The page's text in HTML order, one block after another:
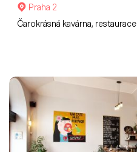
Praha 2
Čarokrásná kavárna, restaurace